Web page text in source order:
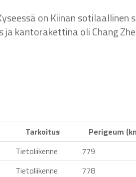
on Kiinan
kantorakettina oli Chang
Tarkoitus Perigeum
Tietoliikenne 779
Tietoliikenne 778